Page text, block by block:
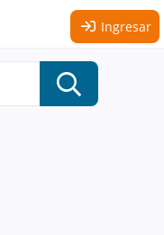
Ingresar